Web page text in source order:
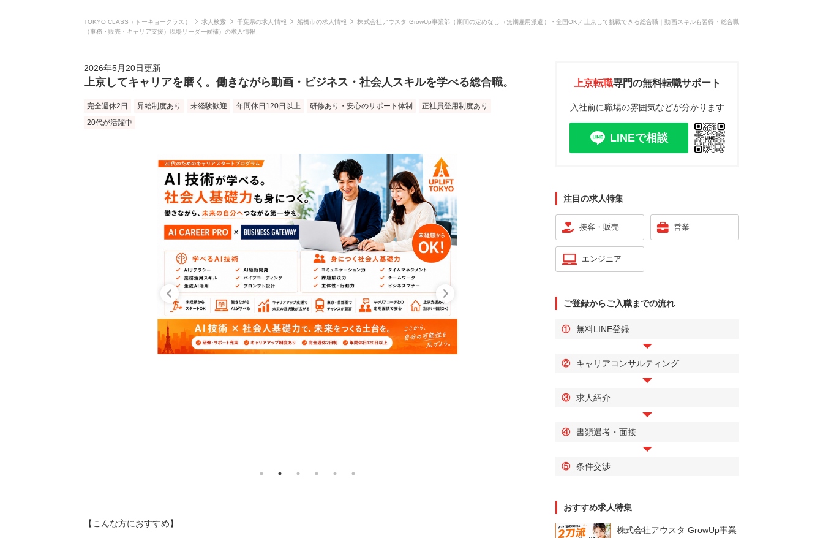
TOKYO CLASS（トーキョークラス） 求人検索 千葉県の求人情報 船橋市の求人情報
株式会社アウスタ GrowUp事業部（期間の定めなし（無期雇用派遣）・全国OK／上京して挑戦できる総合職｜動画スキルも習得・総合職
（事務・販売・キャリア支援）現場リーダー候補）の求人情報
2026年5月20日更新
上京してキャリアを磨く。働きながら動画・ビジネス・社会人スキルを学べる総合職。
完全週休2日 昇給制度あり 未経験歓迎 年間休日120日以上 研修あり・安心のサポート体制
正社員登用制度あり
20代が活躍中
【こんな方におすすめ】
上京転職専門の無料転職サポート
入社前に職場の雰囲気などが分かります
LINEで相談
注目の求人特集
接客・販売 営業
エンジニア
ご登録からご入職までの流れ
① 無料LINE登録
② キャリアコンサルティング
③ 求人紹介
④ 書類選考・面接
⑤ 条件交渉
おすすめ求人特集
株式会社アウスタ GrowUp事業